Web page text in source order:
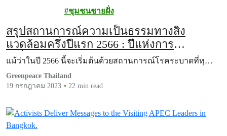
ชุมชนชายฝั่ง
สรุปสถานการณ์ความเป็นธรรมทางสิ่ง
แวดล้อมครึ่งปีแรก 2566 : ปีแห่งการ
เปลี่ยนแปลงในไทยท่ามกลางวิกฤตสภาพภูมิ
อากาศโลก
แม้ว่าในปี 2566 นี้จะเริ่มต้นด้วยสถานการณ์โรคระบาดที่ทุ…
Greenpeace Thailand
19 กรกฎาคม 2023
22 min read